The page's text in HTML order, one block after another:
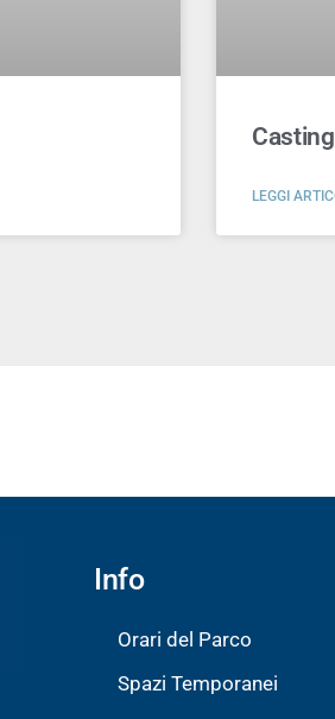
LEGGI
Info
Orari del Parco
Spazi Temporanei